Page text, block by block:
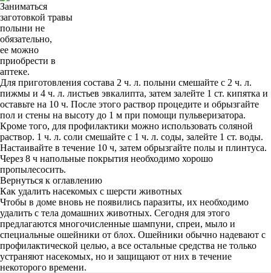
Заниматься
заготовкой травы
полыни не
обязательно,
ее можно
приобрести в
аптеке.
Для приготовления состава 2 ч. л. полыни смешайте с 2 ч. л.
пижмы и 4 ч. л. листьев эвкалипта, затем залейте 1 ст. кипятка и
оставьте на 10 ч. После этого раствор процедите и обрызгайте
пол и стены на высоту до 1 м при помощи пульверизатора.
Кроме того, для профилактики можно использовать соляной
раствор. 1 ч. л. соли смешайте с 1 ч. л. соды, залейте 1 ст. воды.
Настаивайте в течение 10 ч, затем обрызгайте полы и плинтуса.
Через 8 ч напольные покрытия необходимо хорошо
пропылесосить.
Вернуться к оглавлению
Как удалить насекомых с шерсти животных
Чтобы в доме вновь не появились паразиты, их необходимо
удалить с тела домашних животных. Сегодня для этого
предлагаются многочисленные шампуни, спреи, мыло и
специальные ошейники от блох. Ошейники обычно надевают с
профилактической целью, а все остальные средства не только
устраняют насекомых, но и защищают от них в течение
некоторого времени.